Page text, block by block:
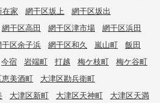
在家 網干区坂上
網干区坂出
網干区高田 網干区津市場
網干区浜田
干区余子浜 網干区和久 嵐山町
飯田
今宿 岩端町 打越 梅ケ枝町
梅ケ谷町
恵美酒町
大津区勘兵衛町
大津区新町 大津区天神町
大津区天満